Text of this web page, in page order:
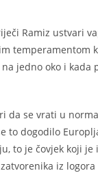
Ramiz ustvari
temperamentom
jedno oko i kada
da se vrati u
to dogodilo
to je čovjek koji
iz